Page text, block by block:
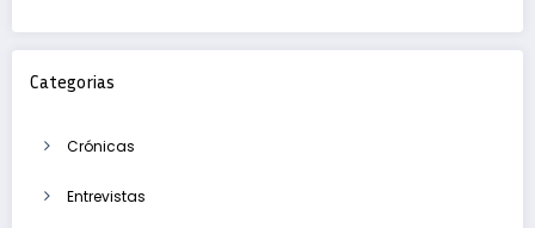
Categorias
Crónicas
Entrevistas